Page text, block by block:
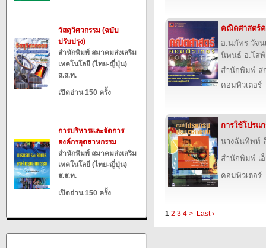
วัสดุวิศวกรรม (ฉบับ
ปรับปรุง)
สำนักพิมพ์ สมาคมส่งเสริม
เทคโนโลยี (ไทย-ญี่ปุ่น)
ส.ส.ท.
เปิดอ่าน 150 ครั้ง
การบริหารและจัดการ
องค์กรอุตสาหกรรม
สำนักพิมพ์ สมาคมส่งเสริม
เทคโนโลยี (ไทย-ญี่ปุ่น)
ส.ส.ท.
เปิดอ่าน 150 ครั้ง
คณิตศาสตร์
อ.นภัทร วัจน
นิพนธ์ อ.โส
สำนักพิมพ์ ส
คอมพิวเตอร์
การใช้โปรแ
นางฉันทิพท์
สำนักพิมพ์ เ
คอมพิวเตอร์
1 2 3 4 > Last ›